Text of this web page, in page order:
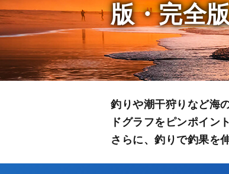
版・完全
釣りや潮干狩りなど海
ドグラフをピンポイン
さらに、釣りで釣果を